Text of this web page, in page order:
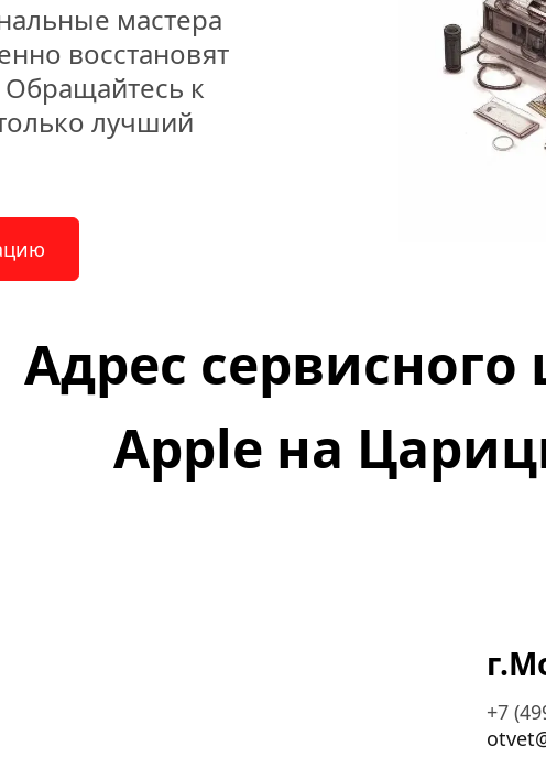
мастера
восстановят
Обращайтесь к
лучший
Адрес сервисного
Apple на
+7